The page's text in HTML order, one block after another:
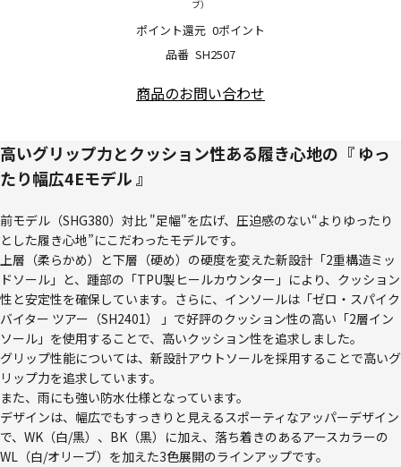
品番 SH2507
ポイント還元 0ポイント
ブ）
商品のお問い合わせ
高いグリップ力とクッション性ある履き心地の『 ゆっ
たり幅広4Eモデル 』
前モデル（SHG380）対比 "足幅"を広げ、圧迫感のない“よりゆったり
とした履き心地”にこだわったモデルです。
上層（柔らかめ）と下層（硬め）の硬度を変えた新設計「2重構造ミッ
ドソール」と、踵部の「TPU製ヒールカウンター」により、クッション
性と安定性を確保しています。さらに、インソールは「ゼロ・スパイク
バイター ツアー（SH2401） 」で好評のクッション性の高い「2層イン
ソール」を使用することで、高いクッション性を追求しました。
グリップ性能については、新設計アウトソールを採用することで高いグ
リップ力を追求しています。
また、雨にも強い防水仕様となっています。
デザインは、幅広でもすっきりと見えるスポーティなアッパーデザイン
で、WK（白/黒）、BK（黒）に加え、落ち着きのあるアースカラーの
WL（白/オリーブ）を加えた3色展開のラインアップです。